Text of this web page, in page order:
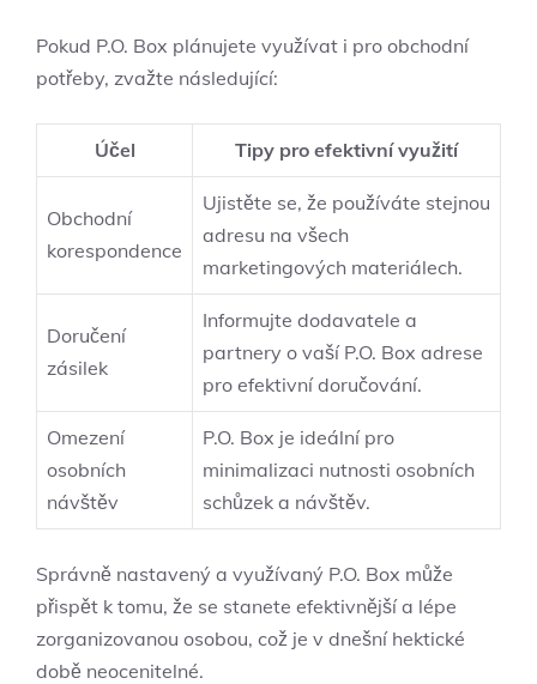
Pokud P.O. Box plánujete využívat i pro obchodní
potřeby, zvažte následující:
Účel Tipy pro efektivní využití
Obchodní
korespondence
Ujistěte se, že používáte stejnou
adresu na všech
marketingových materiálech.
Doručení
zásilek
Informujte dodavatele a
partnery o vaší P.O. Box adrese
pro efektivní doručování.
Omezení
osobních
návštěv
P.O. Box je ideální pro
minimalizaci nutnosti osobních
schůzek a návštěv.
Správně nastavený a využívaný P.O. Box může
přispět k tomu, že se stanete efektivnější a lépe
zorganizovanou osobou, což je v dnešní hektické
době neocenitelné.